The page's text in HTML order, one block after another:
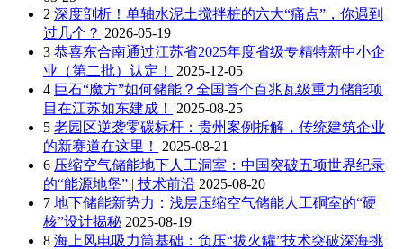
2 深度剖析！单轴水泥土搅拌桩的六大“痛点”，你遇到
过几个？ 2026-05-19
3 恭喜东合南通过江苏省2025年度省级专精特新中小企
业（第二批）认定！
2025-12-05
4 巨石“魔方”如何储能？全国首个百兆瓦级重力储能项
目在江苏如东建成！
2025-08-25
5 老园区逆袭零碳标杆：贵州案例拆解，传统建筑企业
的新赛道在这里！
2025-08-21
6 压缩空气储能地下人工洞室：中国突破五项世界纪录
的“能源地堡” | 技术前沿 2025-08-20
7 地下储能新势力：浅层压缩空气储能人工硐室的“硬
核”设计揭秘 2025-08-19
8 海上风电吸力筒基础：负压“拔火罐”技术突破深海挑